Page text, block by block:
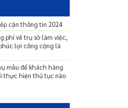
cận thông tin 2024
phí về trụ sở làm việc,
lợi công cộng là
mẫu để khách hàng
thực hiện thủ tục nào